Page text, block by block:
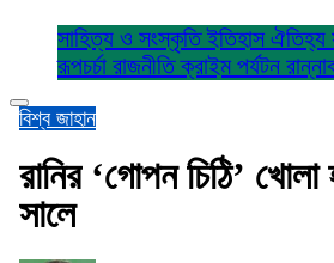
সাহিত্য ও সংস্কৃতিইতিহাস ঐতিহ্য
রূপচর্চা রাজনীতিক্রাইম পর্যটন
বিশ্ব জাহান
রানির ‘গোপন চিঠি’
সালে